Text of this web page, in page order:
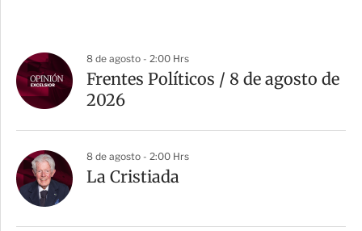
8 de agosto - 2:00 Hrs
Frentes Políticos / 8 de agosto de
2026
8 de agosto - 2:00 Hrs
La Cristiada